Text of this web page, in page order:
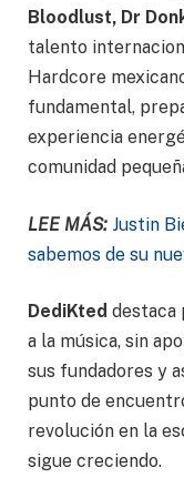
Bloodlust, Dr
talento
Hardcore
fundamental,
experiencia
comunidad
LEE MÁS: Justin
sabemos de su
DediKted destaca
a la música, sin
sus fundadores y
punto de
revolución en la
sigue creciendo.